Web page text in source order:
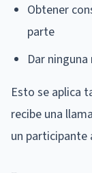
Obtener
parte
Dar
Esto se aplica
recibe una
un participante